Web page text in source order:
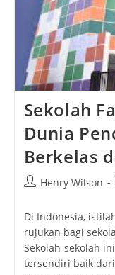
Sekolah
Dunia
Berkelas
PostHenry Wilson
Di Indonesia,
rujukan bagi
Sekolah-sekolah
tersendiri baik